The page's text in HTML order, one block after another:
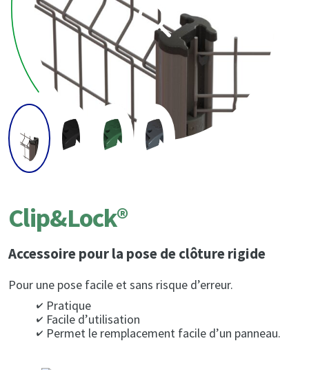
Clip&Lock®
Accessoire pour la pose de clôture rigide
Pour une pose facile et sans risque d’erreur.
Pratique
Facile d’utilisation
Permet le remplacement facile d’un panneau.